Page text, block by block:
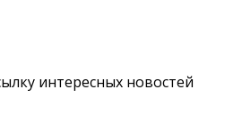
интересных новостей